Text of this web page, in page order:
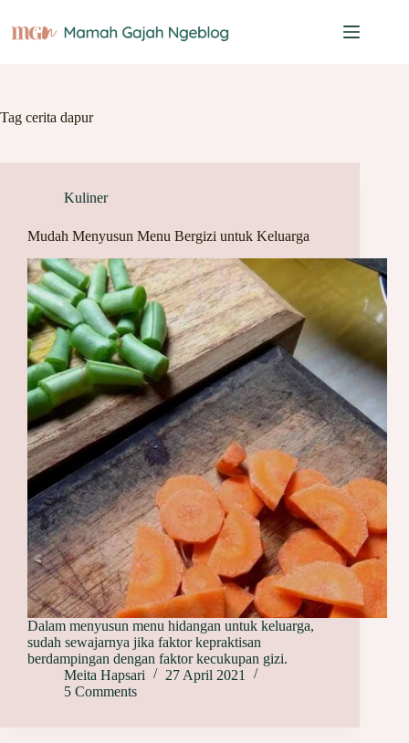
content
Tag cerita dapur
Kuliner
Mudah Menyusun Menu Bergizi untuk Keluarga
Dalam menyusun menu hidangan untuk keluarga,
sudah sewajarnya jika faktor kepraktisan
berdampingan dengan faktor kecukupan gizi.
Meita Hapsari
27 April 2021
5 Comments